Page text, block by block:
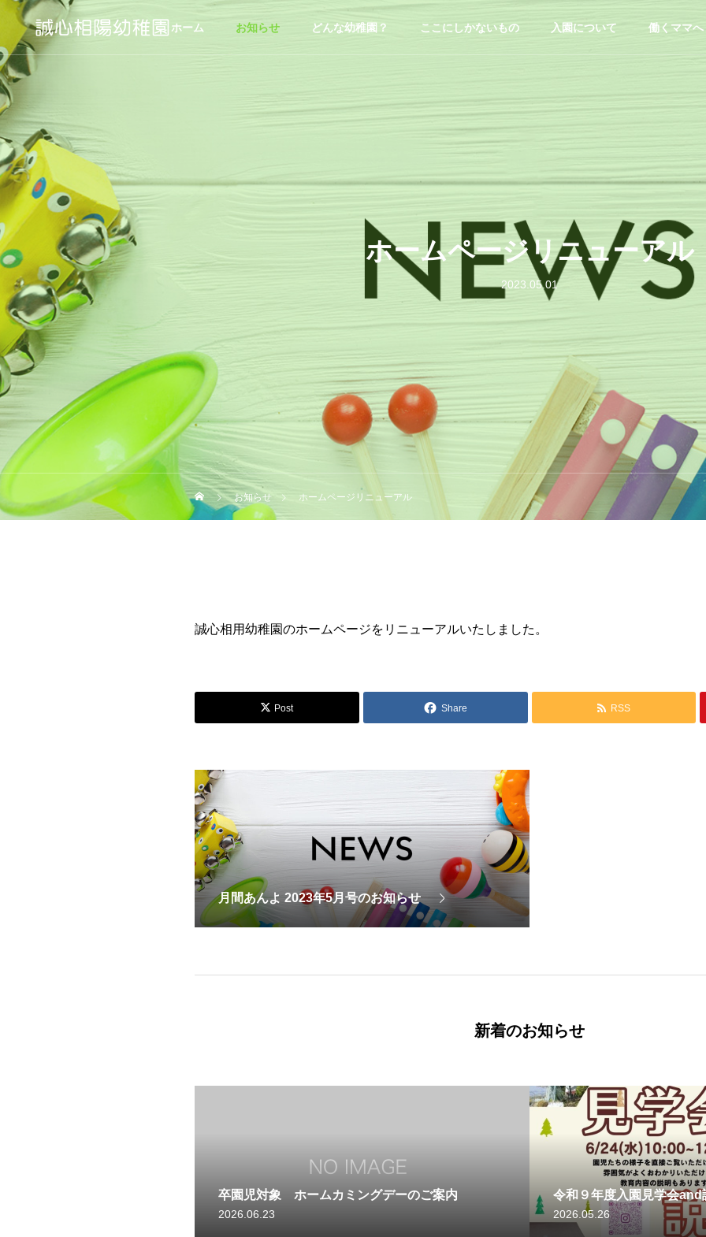
ホーム お知らせ どんな幼稚園？ ここにしかないもの 入園について 働くママへ
ホームページリニューアル
2023.05.01
お知らせ ホームページリニューアル
誠心相用幼稚園のホームページをリニューアルいたしました。
Post Share RSS
月間あんよ 2023年5月号のお知らせ
新着のお知らせ
卒園児対象 ホームカミングデーのご案内
2026.06.23
令和９年度入園見学会and
2026.05.26